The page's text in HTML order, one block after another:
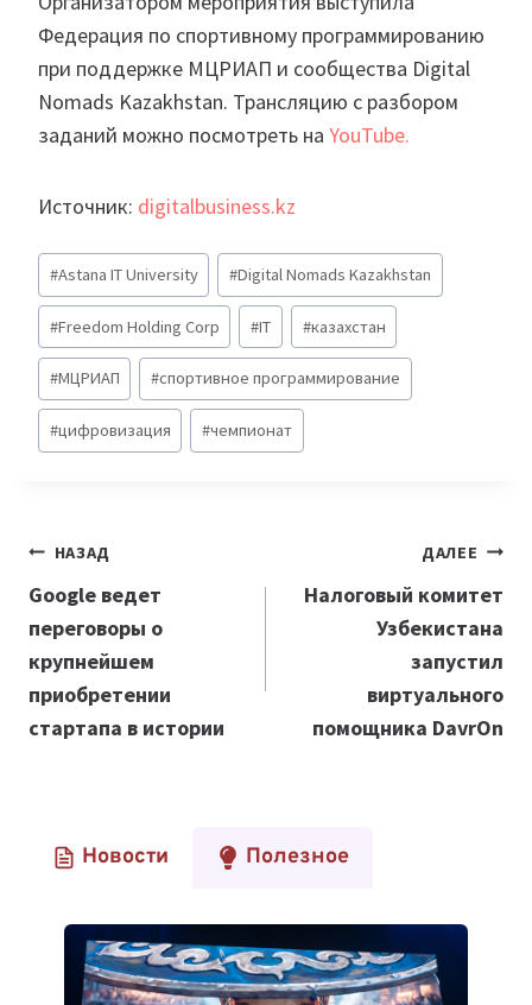
Федерация по спортивному программированию
при поддержке МЦРИАП и сообщества Digital
Nomads Kazakhstan. Трансляцию с разбором
заданий можно посмотреть на YouTube.
Источник: digitalbusiness.kz
Метки
записи:
#Astana IT University #Digital Nomads Kazakhstan
#Freedom Holding Corp #IT #казахстан
#МЦРИАП #спортивное программирование
#цифровизация #чемпионат
Навигация
по
записям
НАЗАД
Google ведет
переговоры о
крупнейшем
приобретении
стартапа в истории
ДАЛЕЕ
Налоговый комитет
Узбекистана
запустил
виртуального
помощника DavrOn
Новости Полезное